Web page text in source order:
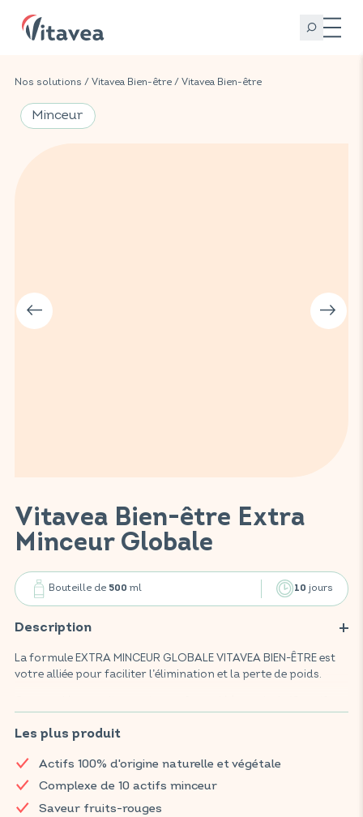
Nos solutions / Vitavea Bien-être / Vitavea Bien-être
Vitavea Bien-être Extra
Minceur Globale
Bouteille de 500 ml 10 jours
Description
La formule EXTRA MINCEUR GLOBALE VITAVEA BIEN-ÊTRE est
votre alliée pour faciliter l’élimination et la perte de poids.
naturels : thé vert, guarana, hibiscus, kola, reine des prés,
pissenlit, piloselle, vigne rouge, citron et maté. Il aide à brûler
la perte de poids. Une formule minceur à la saveur fruits-
rouges.
Retrouvez vos produits VITAVEA BIEN-ÊTRE dans toutes vos
Les plus produit
Actifs 100% d'origine naturelle et végétale
Complexe de 10 actifs minceur
Saveur fruits-rouges
Minceur